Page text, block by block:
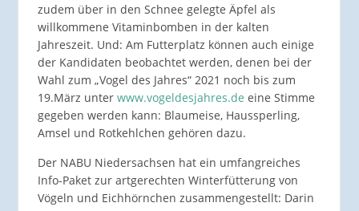
zudem über in den Schnee gelegte Äpfel als
willkommene Vitaminbomben in der kalten
Jahreszeit. Und: Am Futterplatz können auch einige
der Kandidaten beobachtet werden, denen bei der
Wahl zum „Vogel des Jahres“ 2021 noch bis zum
19.März unter www.vogeldesjahres.de eine Stimme
gegeben werden kann: Blaumeise, Haussperling,
Amsel und Rotkehlchen gehören dazu.
Der NABU Niedersachsen hat ein umfangreiches
Info-Paket zur artgerechten Winterfütterung von
Vögeln und Eichhörnchen zusammengestellt: Darin